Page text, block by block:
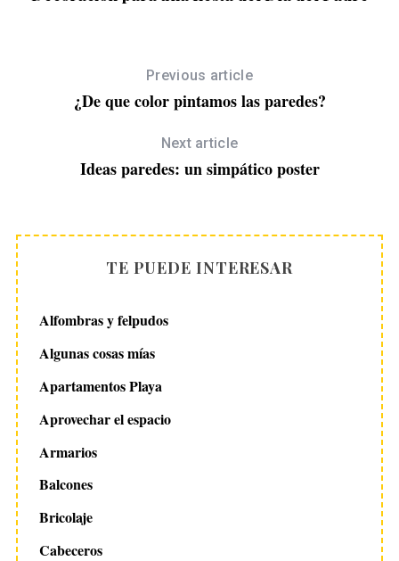
Previous article
¿De que color pintamos las paredes?
Next article
Ideas paredes: un simpático poster
TE PUEDE INTERESAR
Alfombras y felpudos
Algunas cosas mías
Apartamentos Playa
Aprovechar el espacio
Armarios
Balcones
Bricolaje
Cabeceros